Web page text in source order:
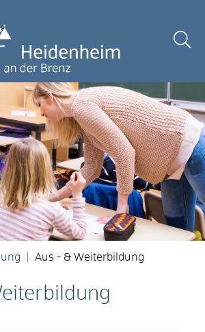
Aus - & Weiterbildung